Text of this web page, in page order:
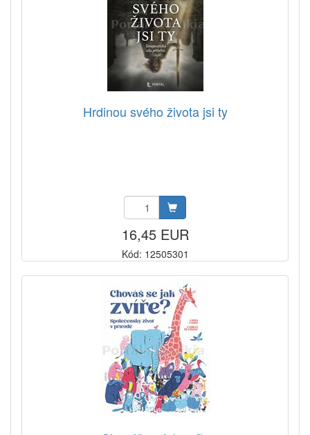
Hrdinou svého života jsi ty
16,45 EUR
Kód: 12505301